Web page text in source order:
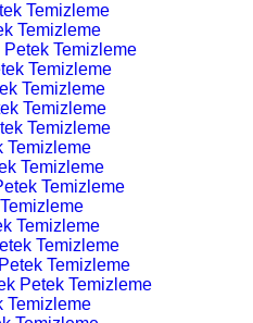
Temizleme
Temizleme
Temizleme
Temizleme
Temizleme
Temizleme
Temizleme
Temizleme
Temizleme
Temizleme
Temizleme
Temizleme
Temizleme
Petek Temizleme
Temizleme